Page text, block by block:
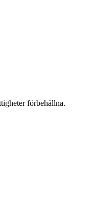
förbehållna.